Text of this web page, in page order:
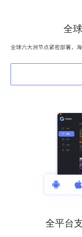
全
全球六大洲节点紧密部署，
全平台